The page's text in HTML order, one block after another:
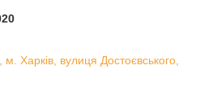
м. Харків, вулиця Достоєвського,